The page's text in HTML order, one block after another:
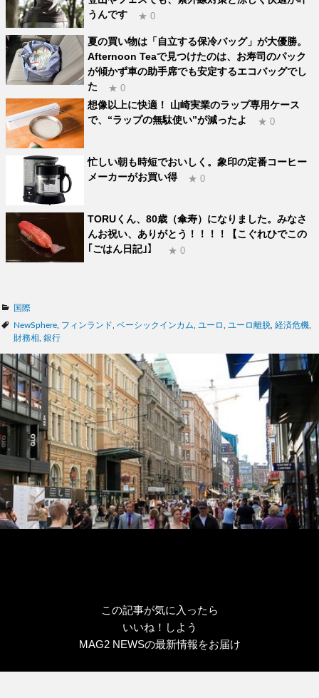
うんです
★ 0
夏の買い物は「自立する保冷バッグ」が大優勝。
Afternoon Teaで見つけたのは、お寿司のパック
が傾かず車の助手席でも安定するエコバッグでし
た
★ 0
想像以上に快適！ 山崎実業のラップ専用ケース
で、“ラップの無駄使い”が減ったよ
★ 0
忙しい朝も時短でおいしく。象印の定番コーヒー
メーカーがお買い得
★ 0
TORUくん、80歳（傘寿）になりました。みなさ
んお祝い、ありがとう！！！！【こぐれひでこの
｢ごはん日記｣】
★ 0
カ
テ
ゴ
ー
国際
タ
グ
NewSphere フィンランド ベーシックインカム ユーロ ユーロ離脱 経済危機
財務相 銀行
この記事が気に入ったら
いいね！しよう
MAG2 NEWSの最新情報をお届け